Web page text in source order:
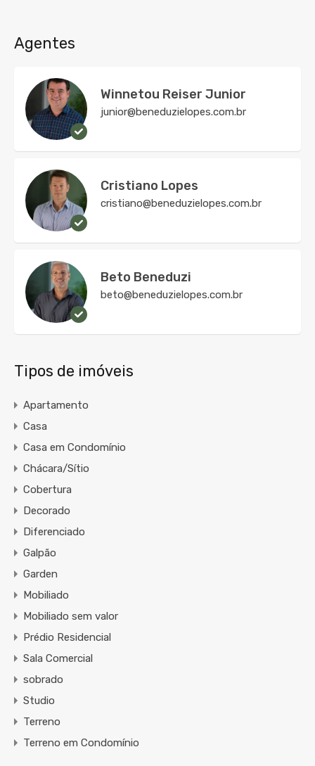
Agentes
Winnetou Reiser Junior
junior@beneduzielopes.com.br
Cristiano Lopes
cristiano@beneduzielopes.com.br
Beto Beneduzi
beto@beneduzielopes.com.br
Tipos de imóveis
Apartamento
Casa
Casa em Condomínio
Chácara/Sítio
Cobertura
Decorado
Diferenciado
Galpão
Garden
Mobiliado
Mobiliado sem valor
Prédio Residencial
Sala Comercial
sobrado
Studio
Terreno
Terreno em Condomínio